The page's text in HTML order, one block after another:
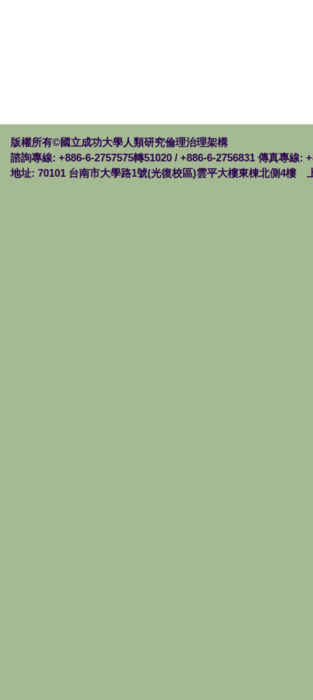
版權所有©國立成功大學人類研究倫理治理架構
諮詢專線: +886-6-2757575轉51020 / +886-6-2756831 傳真專
地址: 70101 台南市大學路1號(光復校區)雲平大樓東棟北側4樓